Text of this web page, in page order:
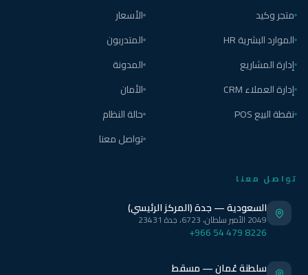
متجر وكيد
الموارد البشرية HR
إدارة المشاريع
إدارة العملاء CRM
نقطة البيع POS
الأسعار
المتدربون
المدونة
الأمان
حالة النظام
تواصل معنا
تواصل معنا
السعودية — جدة (المركز الرئيسي)
2049 الأمير سلطان، 6723، جدة 23431
+966 54 479 8226
سلطنة عُمان — مسقط